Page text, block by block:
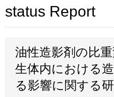
status Report
油性造影剤の比
生体内における
る影響に関する